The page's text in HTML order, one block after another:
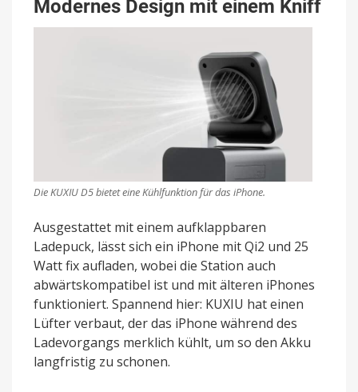
Modernes Design mit einem Kniff
Die KUXIU D5 bietet eine Kühlfunktion für das iPhone.
Ausgestattet mit einem aufklappbaren
Ladepuck, lässt sich ein iPhone mit Qi2 und 25
Watt fix aufladen, wobei die Station auch
abwärtskompatibel ist und mit älteren iPhones
funktioniert. Spannend hier: KUXIU hat einen
Lüfter verbaut, der das iPhone während des
Ladevorgangs merklich kühlt, um so den Akku
langfristig zu schonen.